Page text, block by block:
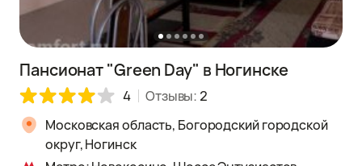
Пансионат "Green Day" в Ногинске
4 Отзывы: 2
Московская область, Богородский городской
округ, Ногинск